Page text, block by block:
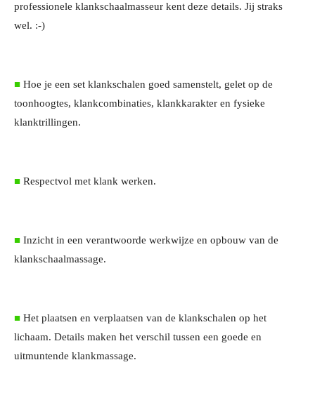
professionele klankschaalmasseur kent deze details. Jij straks
wel. :-)
■ Hoe je een set klankschalen goed samenstelt, gelet op de
toonhoogtes, klankcombinaties, klankkarakter en fysieke
klanktrillingen.
■ Respectvol met klank werken.
■ Inzicht in een verantwoorde werkwijze en opbouw van de
klankschaalmassage.
■ Het plaatsen en verplaatsen van de klankschalen op het
lichaam. Details maken het verschil tussen een goede en
uitmuntende klankmassage.